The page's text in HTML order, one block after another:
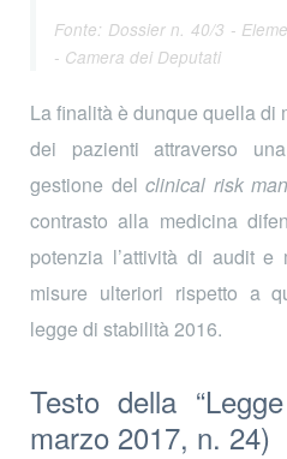
Fonte: Dossier n. 40/3 -
- Camera dei Deputati
La finalità è dunque quella
dei pazienti attraverso
gestione delclinical risk
contrasto alla medicina
potenzia l’attività di audit e
misure ulteriori rispetto a
legge di stabilità 2016.
Testo della
marzo 2017, n. 24)